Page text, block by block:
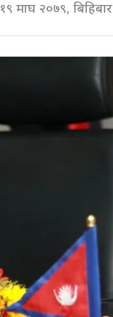
१९ माघ २०७९, बिहिबार